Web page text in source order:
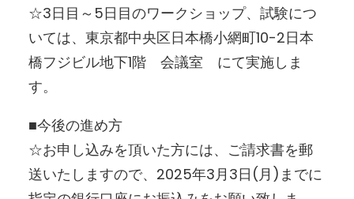
☆3日目～5日目のワークショップ、試験につ
いては、東京都中央区日本橋小網町10-2日本
橋フジビル地下1階 会議室 にて実施しま
す。
■今後の進め方
☆お申し込みを頂いた方には、ご請求書を郵
送いたしますので、2025年3月3日(月)までに